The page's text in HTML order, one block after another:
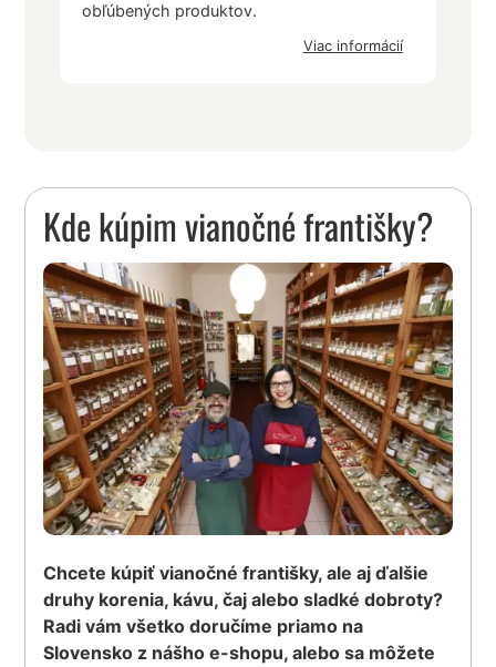
obľúbených produktov.
Viac informácií
Kde kúpim vianočné františky?
Chcete kúpiť vianočné františky, ale aj ďalšie
druhy korenia, kávu, čaj alebo sladké dobroty?
Radi vám všetko doručíme priamo na
Slovensko z nášho e-shopu, alebo sa môžete